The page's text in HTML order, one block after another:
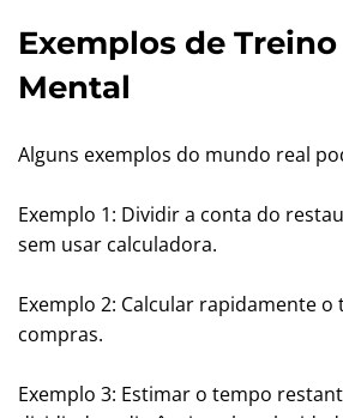
Exemplos de
Mental
Alguns exemplos do mundo real
Exemplo 1: Dividir a conta do
sem usar calculadora.
Exemplo 2: Calcular rapidamente
compras.
Exemplo 3: Estimar o tempo